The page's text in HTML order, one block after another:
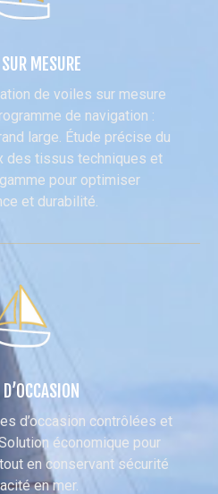
MESURE
de voiles sur mesure
de navigation :
large. Étude précise du
des tissus techniques et
pour optimiser
et durabilité.
d’occasion contrôlées et
économique pour
en conservant sécurité
en mer.